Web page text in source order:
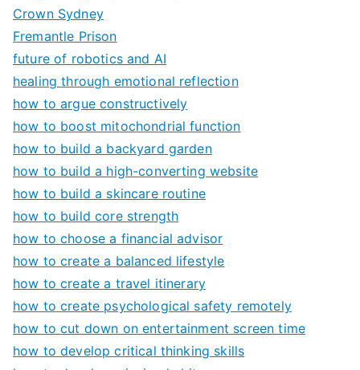
Crown Sydney
Fremantle Prison
future of robotics and AI
healing through emotional reflection
how to argue constructively
how to boost mitochondrial function
how to build a backyard garden
how to build a high-converting website
how to build a skincare routine
how to build core strength
how to choose a financial advisor
how to create a balanced lifestyle
how to create a travel itinerary
how to create psychological safety remotely
how to cut down on entertainment screen time
how to develop critical thinking skills